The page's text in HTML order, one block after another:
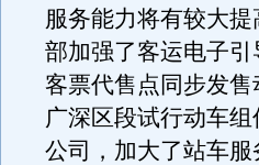
服务能力将有较大
部加强了客运电子
客票代售点同步发
广深区段试行动车
公司，加大了站车